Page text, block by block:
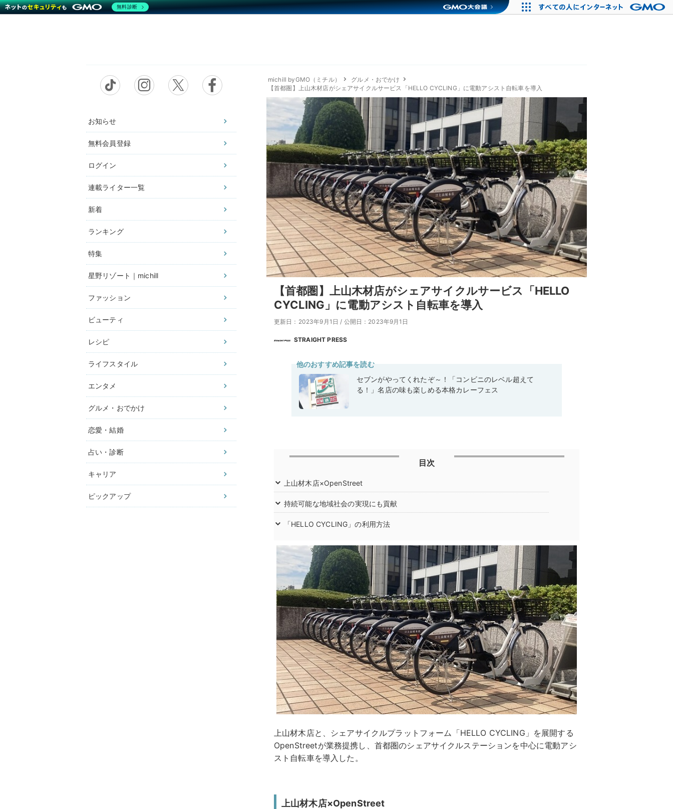
お知らせ
無料会員登録
ログイン
連載ライター一覧
新着
ランキング
特集
星野リゾート｜michill
ファッション
ビューティ
レシピ
ライフスタイル
エンタメ
グルメ・おでかけ
恋愛・結婚
占い・診断
キャリア
ピックアップ
michill byGMO（ミチル）
グルメ・おでかけ
【首都圏】上山木材店がシェアサイクルサービス「HELLO CYCLING」に電動アシスト自転車を導入
【首都圏】上山木材店がシェアサイクルサービス「HELLO
CYCLING」に電動アシスト自転車を導入
更新日：2023年9月1日 / 公開日：2023年9月1日
STRAIGHT PRESS
他のおすすめ記事を読む
セブンがやってくれたぞ～！「コンビニのレベル超えて
る！」名店の味も楽しめる本格カレーフェス
目次
上山材木店×OpenStreet
持続可能な地域社会の実現にも貢献
「HELLO CYCLING」の利用方法
上山材木店と、シェアサイクルプラットフォーム「HELLO CYCLING」を展開する
OpenStreetが業務提携し、首都圏のシェアサイクルステーションを中心に電動アシ
スト自転車を導入した。
上山材木店×OpenStreet
無料診断